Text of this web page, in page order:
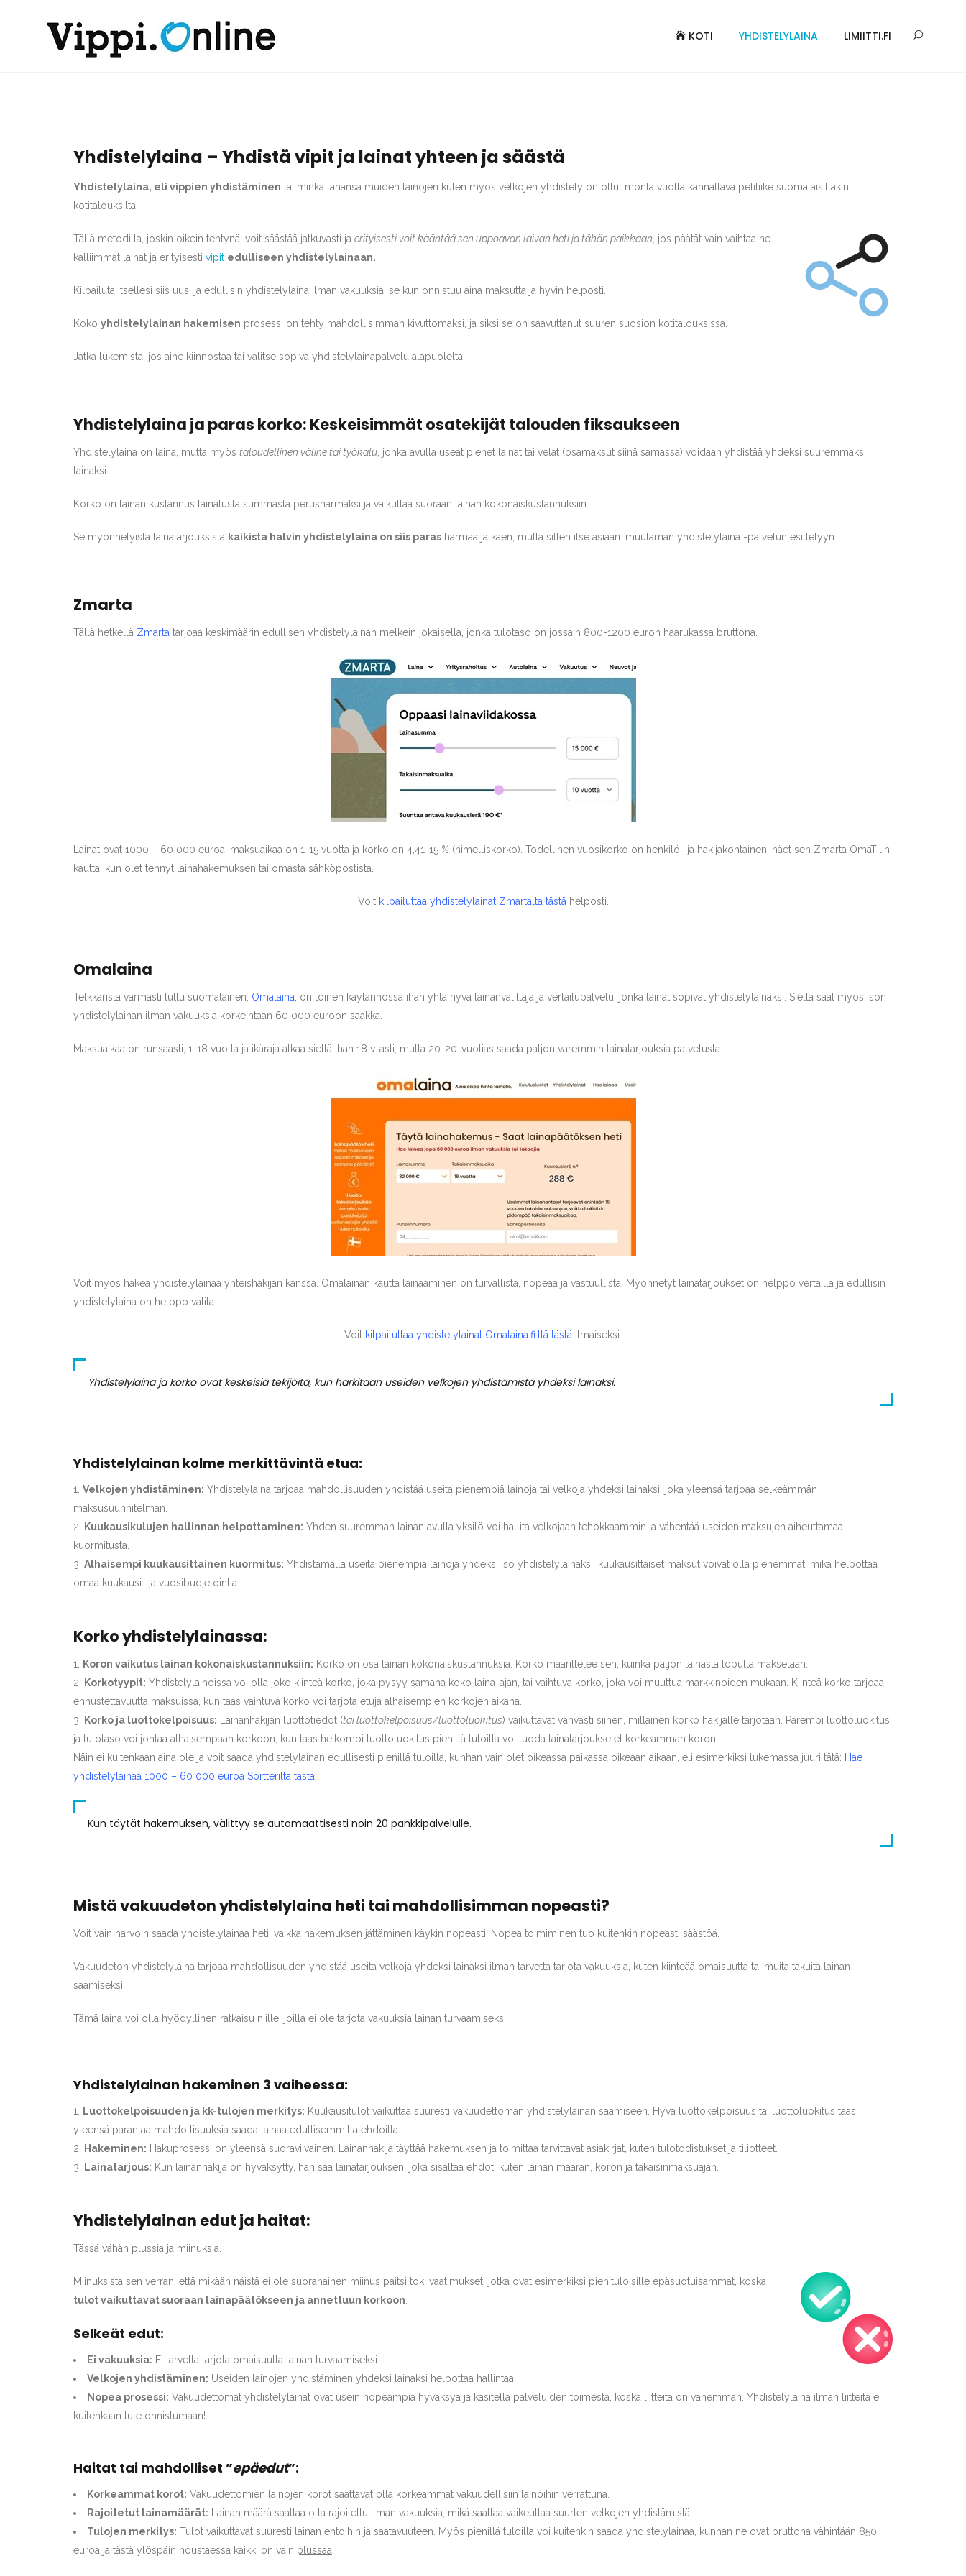
KOTI YHDISTELYLAINA LIMIITTI.FI
Yhdistelylaina – Yhdistä vipit ja lainat yhteen ja säästä
Yhdistelylaina, eli vippien yhdistäminen tai minkä tahansa muiden lainojen kuten myös velkojen yhdistely on ollut monta vuotta kannattava peliliike suomalaisiltakin
kotitalouksilta.
Tällä metodilla, joskin oikein tehtynä, voit säästää jatkuvasti ja erityisesti voit kääntää sen uppoavan laivan heti ja tähän paikkaan , jos päätät vain vaihtaa ne
kalliimmat lainat ja erityisesti vipit edulliseen yhdistelylainaan.
Kilpailuta itsellesi siis uusi ja edullisin yhdistelylaina ilman vakuuksia, se kun onnistuu aina maksutta ja hyvin helposti.
Koko yhdistelylainan hakemisen prosessi on tehty mahdollisimman kivuttomaksi, ja siksi se on saavuttanut suuren suosion kotitalouksissa.
Jatka lukemista, jos aihe kiinnostaa tai valitse sopiva yhdistelylainapalvelu alapuolelta.
Yhdistelylaina ja paras korko: Keskeisimmät osatekijät talouden fiksaukseen
Yhdistelylaina on laina, mutta myös taloudellinen väline tai työkalu , jonka avulla useat pienet lainat tai velat (osamaksut siinä samassa) voidaan yhdistää yhdeksi suuremmaksi
lainaksi.
Korko on lainan kustannus lainatusta summasta perushärmäksi ja vaikuttaa suoraan lainan kokonaiskustannuksiin.
Se myönnetyistä lainatarjouksista kaikista halvin yhdistelylaina on siis paras härmää jatkaen, mutta sitten itse asiaan: muutaman yhdistelylaina -palvelun esittelyyn.
Zmarta
Tällä hetkellä Zmarta tarjoaa keskimäärin edullisen yhdistelylainan melkein jokaisella, jonka tulotaso on jossain 800-1200 euron haarukassa bruttona.
Lainat ovat 1000 – 60 000 euroa, maksuaikaa on 1-15 vuotta ja korko on 4,41-15 % (nimelliskorko). Todellinen vuosikorko on henkilö- ja hakijakohtainen, näet sen Zmarta OmaTilin
kautta, kun olet tehnyt lainahakemuksen tai omasta sähköpostista.
Voit kilpailuttaa yhdistelylainat Zmartalta tästä helposti.
Omalaina
Telkkarista varmasti tuttu suomalainen, Omalaina , on toinen käytännössä ihan yhtä hyvä lainanvälittäjä ja vertailupalvelu, jonka lainat sopivat yhdistelylainaksi. Sieltä saat myös ison
yhdistelylainan ilman vakuuksia korkeintaan 60 000 euroon saakka.
Maksuaikaa on runsaasti, 1-18 vuotta ja ikäraja alkaa sieltä ihan 18 v. asti, mutta 20-20-vuotias saada paljon varemmin lainatarjouksia palvelusta.
Voit myös hakea yhdistelylainaa yhteishakijan kanssa. Omalainan kautta lainaaminen on turvallista, nopeaa ja vastuullista. Myönnetyt lainatarjoukset on helppo vertailla ja edullisin
yhdistelylaina on helppo valita.
Voit kilpailuttaa yhdistelylainat Omalaina.fi:ltä tästä ilmaiseksi.
Yhdistelylaina ja korko ovat keskeisiä tekijöitä, kun harkitaan useiden velkojen yhdistämistä yhdeksi lainaksi.
Yhdistelylainan kolme merkittävintä etua:
Velkojen yhdistäminen: Yhdistelylaina tarjoaa mahdollisuuden yhdistää useita pienempiä lainoja tai velkoja yhdeksi lainaksi, joka yleensä tarjoaa selkeämmän
maksusuunnitelman.
Kuukausikulujen hallinnan helpottaminen: Yhden suuremman lainan avulla yksilö voi hallita velkojaan tehokkaammin ja vähentää useiden maksujen aiheuttamaa
kuormitusta.
Alhaisempi kuukausittainen kuormitus: Yhdistämällä useita pienempiä lainoja yhdeksi iso yhdistelylainaksi, kuukausittaiset maksut voivat olla pienemmät, mikä helpottaa
omaa kuukausi- ja vuosibudjetointia.
Korko yhdistelylainassa:
Koron vaikutus lainan kokonaiskustannuksiin: Korko on osa lainan kokonaiskustannuksia. Korko määrittelee sen, kuinka paljon lainasta lopulta maksetaan.
Korkotyypit: Yhdistelylainoissa voi olla joko kiinteä korko, joka pysyy samana koko laina-ajan, tai vaihtuva korko, joka voi muuttua markkinoiden mukaan. Kiinteä korko tarjoaa
ennustettavuutta maksuissa, kun taas vaihtuva korko voi tarjota etuja alhaisempien korkojen aikana.
Korko ja luottokelpoisuus: Lainanhakijan luottotiedot (tai luottokelpoisuus/luottoluokitus) vaikuttavat vahvasti siihen, millainen korko hakijalle tarjotaan. Parempi luottoluokitus
ja tulotaso voi johtaa alhaisempaan korkoon, kun taas heikompi luottoluokitus pienillä tuloilla voi tuoda lainatarjoukselel korkeamman koron.
Näin ei kuitenkaan aina ole ja voit saada yhdistelylainan edullisesti pienillä tuloilla, kunhan vain olet oikeassa paikassa oikeaan aikaan, eli esimerkiksi lukemassa juuri tätä: Hae
yhdistelylainaa 1000 – 60 000 euroa Sortterilta tästä
Kun täytät hakemuksen, välittyy se automaattisesti noin 20 pankkipalvelulle.
Mistä vakuudeton yhdistelylaina heti tai mahdollisimman nopeasti?
Voit vain harvoin saada yhdistelylainaa heti, vaikka hakemuksen jättäminen käykin nopeasti. Nopea toimiminen tuo kuitenkin nopeasti säästöä.
Vakuudeton yhdistelylaina tarjoaa mahdollisuuden yhdistää useita velkoja yhdeksi lainaksi ilman tarvetta tarjota vakuuksia, kuten kiinteää omaisuutta tai muita takuita lainan
saamiseksi.
Tämä laina voi olla hyödyllinen ratkaisu niille, joilla ei ole tarjota vakuuksia lainan turvaamiseksi.
Yhdistelylainan hakeminen 3 vaiheessa:
Luottokelpoisuuden ja kk-tulojen merkitys: Kuukausitulot vaikuttaa suuresti vakuudettoman yhdistelylainan saamiseen. Hyvä luottokelpoisuus tai luottoluokitus taas
yleensä parantaa mahdollisuuksia saada lainaa edullisemmilla ehdoilla.
Hakeminen: Hakuprosessi on yleensä suoraviivainen. Lainanhakija täyttää hakemuksen ja toimittaa tarvittavat asiakirjat, kuten tulotodistukset ja tiliotteet.
Lainatarjous: Kun lainanhakija on hyväksytty, hän saa lainatarjouksen, joka sisältää ehdot, kuten lainan määrän, koron ja takaisinmaksuajan.
Yhdistelylainan edut ja haitat:
Tässä vähän plussia ja miinuksia.
Miinuksista sen verran, että mikään näistä ei ole suoranainen miinus paitsi toki vaatimukset, jotka ovat esimerkiksi pienituloisille epäsuotuisammat, koska
tulot vaikuttavat suoraan lainapäätökseen ja annettuun korkoon
Selkeät edut:
Ei vakuuksia: Ei tarvetta tarjota omaisuutta lainan turvaamiseksi.
Velkojen yhdistäminen: Useiden lainojen yhdistäminen yhdeksi lainaksi helpottaa hallintaa.
Nopea prosessi: Vakuudettomat yhdistelylainat ovat usein nopeampia hyväksyä ja käsitellä palveluiden toimesta, koska liitteitä on vähemmän. Yhdistelylaina ilman liitteitä ei
kuitenkaan tule onnistumaan!
Haitat tai mahdolliset ”epäedut”:
Korkeammat korot: Vakuudettomien lainojen korot saattavat olla korkeammat vakuudellisiin lainoihin verrattuna.
Rajoitetut lainamäärät: Lainan määrä saattaa olla rajoitettu ilman vakuuksia, mikä saattaa vaikeuttaa suurten velkojen yhdistämistä.
Tulojen merkitys: Tulot vaikuttavat suuresti lainan ehtoihin ja saatavuuteen. Myös pienillä tuloilla voi kuitenkin saada yhdistelylainaa, kunhan ne ovat bruttona vähintään 850
euroa ja tästä ylöspäin noustaessa kaikki on vain plussaa